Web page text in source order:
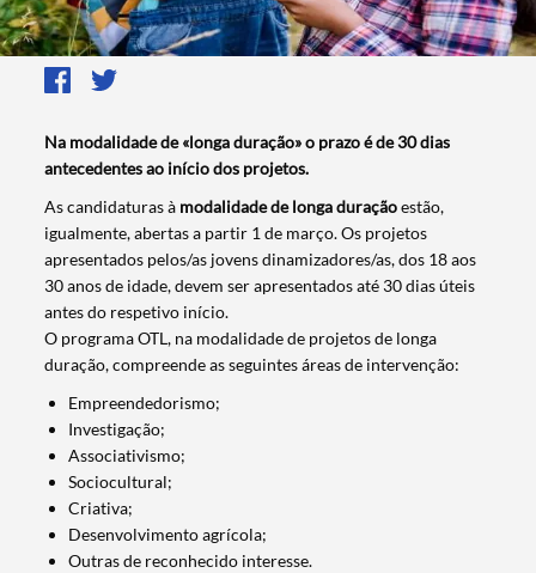
Na modalidade de «longa duração» o prazo é de 30 dias
antecedentes ao início dos projetos.
As candidaturas à modalidade de longa duraçãoestão,
igualmente, abertas a partir 1 de março. Os projetos
apresentados pelos/as jovens dinamizadores/as, dos 18 aos
30 anos de idade, devem ser apresentados até 30 dias úteis
antes do respetivo início.
O programa OTL, na modalidade de projetos de longa
duração, compreende as seguintes áreas de intervenção:
Empreendedorismo;
Investigação;
Associativismo;
Sociocultural;
Criativa;
Desenvolvimento agrícola;
Outras de reconhecido interesse.